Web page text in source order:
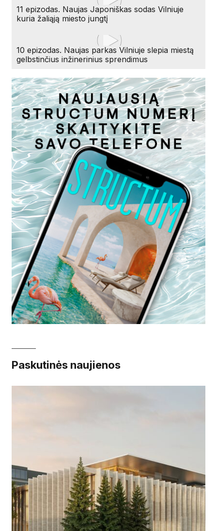
11 epizodas. Naujas Japoniškas sodas Vilniuje
kuria žaliąją miesto jungtį
10 epizodas. Naujas parkas Vilniuje slepia miestą
gelbstinčius inžinerinius sprendimus
Paskutinės naujienos